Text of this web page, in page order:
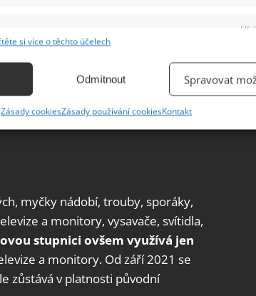
automaticky přenášených informací.
informací.
si více o těchto účelech
Odmítnout Spravovat
Zásady cookiesZásady používání cookiesKontakt
myčky nádobí, trouby, sporáky,
a monitory, vysavače, svítidla,
stupnici ovšem využívá jen
a monitory. Od září 2021 se
zůstává v platnosti původní